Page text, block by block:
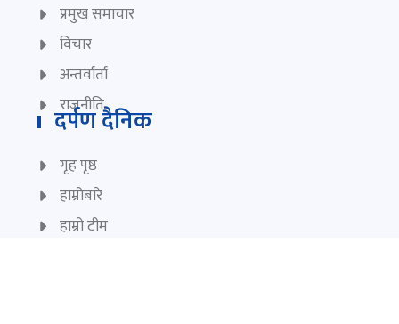
प्रमुख समाचार
विचार
अन्तर्वार्ता
राजनीति
दर्पण दैनिक
गृह पृष्ठ
हाम्रोबारे
हाम्रो टीम